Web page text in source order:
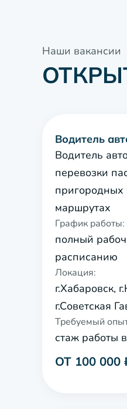
Наши вакансии
Водитель
Водитель
перевозки
маршрутах
График работы:
полный
расписанию
Локация:
г.Хабаровск,
г.Советская
Требуемый
стаж работы
ОТ 100 000